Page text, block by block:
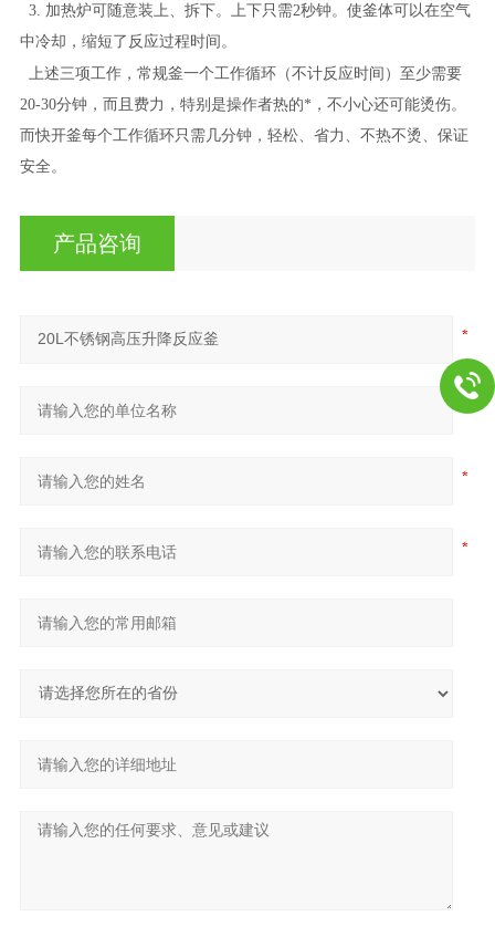
3. 加热炉可随意装上、拆下。上下只需2秒钟。使釜体可以在空气
中冷却，缩短了反应过程时间。
上述三项工作，常规釜一个工作循环（不计反应时间）至少需要
20-30分钟，而且费力，特别是操作者热的*，不小心还可能烫伤。
而快开釜每个工作循环只需几分钟，轻松、省力、不热不烫、保证
安全。
产品咨询